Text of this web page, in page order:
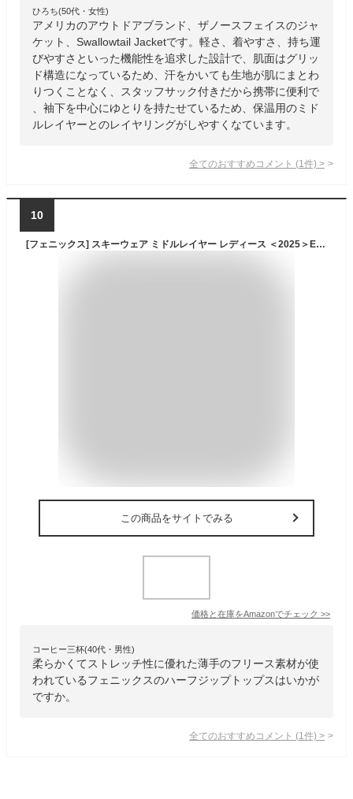
ひろち(50代・女性)
アメリカのアウトドアブランド、ザノースフェイスのジャ
ケット、Swallowtail Jacketです。軽さ、着やすさ、持ち運
びやすさといった機能性を追求した設計で、肌面はグリッ
ド構造になっているため、汗をかいても生地が肌にまとわ
りつくことなく、スタッフサック付きだから携帯に便利で
、袖下を中心にゆとりを持たせているため、保温用のミド
ルレイヤーとのレイヤリングがしやすくなています。
全てのおすすめコメント (1 件) >
10
[フェニックス] スキーウェア ミドルレイヤー レディース ＜2025＞ESW24LS50 / Gold Accent 1/2 Zip Tee PH9900/BLACK L
この商品をサイトでみる
価格と在庫をAmazonでチェック >>
コーヒー三杯(40代・男性)
柔らかくてストレッチ性に優れた薄手のフリース素材が使
われているフェニックスのハーフジップトップスはいかが
ですか。
全てのおすすめコメント (1 件) >